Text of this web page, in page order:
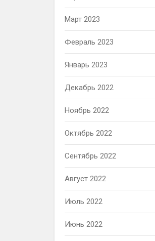
Март 2023
Февраль 2023
Январь 2023
Декабрь 2022
Ноябрь 2022
Октябрь 2022
Сентябрь 2022
Август 2022
Июль 2022
Июнь 2022